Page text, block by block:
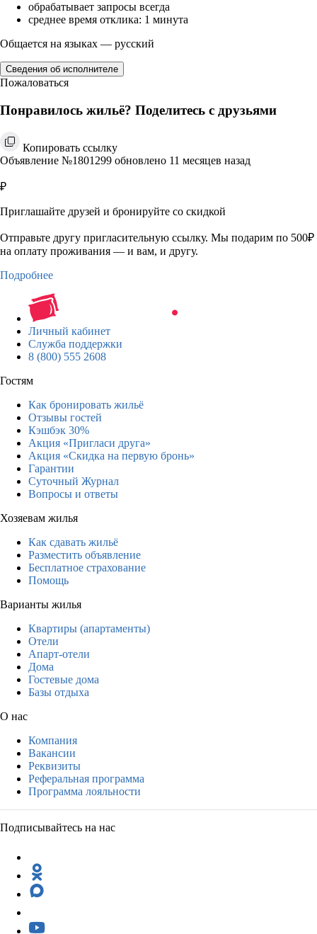
обрабатывает запросы всегда
среднее время отклика: 1 минута
Общается на языках — русский
Сведения об исполнителе
Пожаловаться
Понравилось жильё? Поделитесь с друзьями
Копировать ссылку
Объявление №1801299 обновлено 11 месяцев назад
₽
Приглашайте друзей и бронируйте со скидкой
Отправьте другу пригласительную ссылку. Мы подарим по 500₽
на оплату проживания — и вам, и другу.
Подробнее
Личный кабинет
Служба поддержки
8 (800) 555 2608
Гостям
Как бронировать жильё
Отзывы гостей
Кэшбэк 30%
Акция «Пригласи друга»
Акция «Скидка на первую бронь»
Гарантии
Суточный Журнал
Вопросы и ответы
Хозяевам жилья
Как сдавать жильё
Разместить объявление
Бесплатное страхование
Помощь
Варианты жилья
Квартиры (апартаменты)
Отели
Апарт-отели
Дома
Гостевые дома
Базы отдыха
О нас
Компания
Вакансии
Реквизиты
Реферальная программа
Программа лояльности
Подписывайтесь на нас